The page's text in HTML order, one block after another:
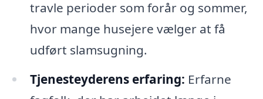
travle perioder som forår og sommer,
hvor mange husejere vælger at få
udført slamsugning.
Tjenesteyderens erfaring: Erfarne